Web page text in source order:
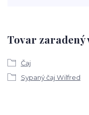
Tovar zaradený
Čaj
Sypaný čaj Wilfred